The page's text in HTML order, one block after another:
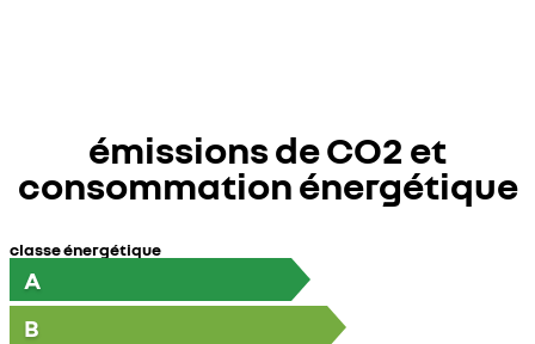
émissions de CO2 et
consommation énergétique
classe énergétique
A
B